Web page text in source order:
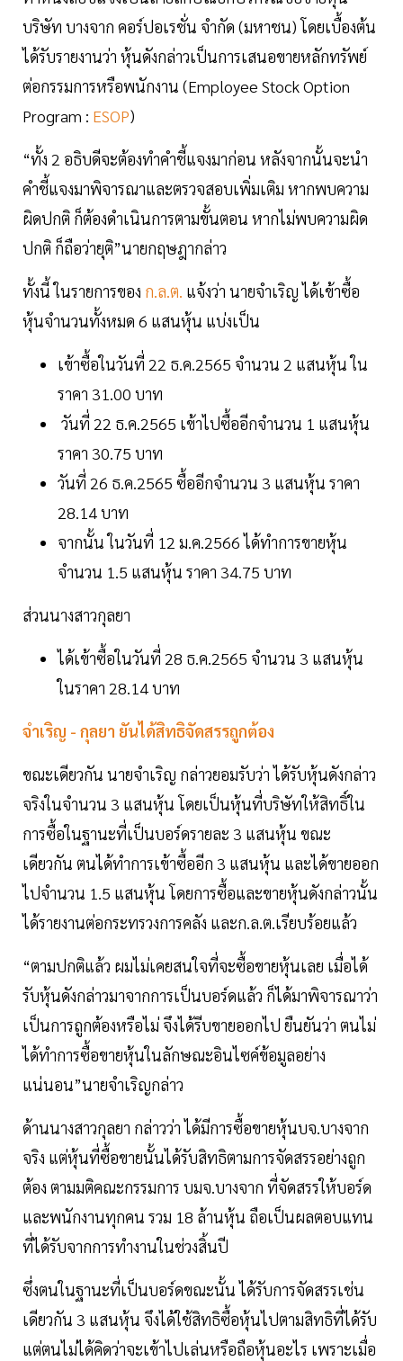
บริษัท บางจาก คอร์ปอเรชั่น จำกัด (มหาชน) โดยเบื้องต้น
ได้รับรายงานว่า หุ้นดังกล่าวเป็นการเสนอขายหลักทรัพย์
ต่อกรรมการหรือพนักงาน (Employee Stock Option
Program : ESOP)
“ทั้ง 2 อธิบดีจะต้องทำคำชี้แจงมาก่อน หลังจากนั้นจะนำ
คำชี้แจงมาพิจารณาและตรวจสอบเพิ่มเติม หากพบความ
ผิดปกติ ก็ต้องดำเนินการตามขั้นตอน หากไม่พบความผิด
ปกติ ก็ถือว่ายุติ”นายกฤษฎากล่าว
ทั้งนี้ ในรายการของ ก.ล.ต. แจ้งว่า นายจำเริญ ได้เข้าซื้อ
หุ้นจำนวนทั้งหมด 6 แสนหุ้น แบ่งเป็น
เข้าซื้อในวันที่ 22 ธ.ค.2565 จำนวน 2 แสนหุ้น ใน
ราคา 31.00 บาท
วันที่ 22 ธ.ค.2565 เข้าไปซื้ออีกจำนวน 1 แสนหุ้น
ราคา 30.75 บาท
วันที่ 26 ธ.ค.2565 ซื้ออีกจำนวน 3 แสนหุ้น ราคา
28.14 บาท
จากนั้น ในวันที่ 12 ม.ค.2566 ได้ทำการขายหุ้น
จำนวน 1.5 แสนหุ้น ราคา 34.75 บาท
ส่วนนางสาวกุลยา
ได้เข้าซื้อในวันที่ 28 ธ.ค.2565 จำนวน 3 แสนหุ้น
ในราคา 28.14 บาท
จำเริญ - กุลยา ยันได้สิทธิจัดสรรถูกต้อง
ขณะเดียวกัน นายจำเริญ กล่าวยอมรับว่า ได้รับหุ้นดังกล่าว
จริงในจำนวน 3 แสนหุ้น โดยเป็นหุ้นที่บริษัทให้สิทธิ์ใน
การซื้อในฐานะที่เป็นบอร์ดรายละ 3 แสนหุ้น ขณะ
เดียวกัน ตนได้ทำการเข้าซื้ออีก 3 แสนหุ้น และได้ขายออก
ไปจำนวน 1.5 แสนหุ้น โดยการซื้อและขายหุ้นดังกล่าวนั้น
ได้รายงานต่อกระทรวงการคลัง และก.ล.ต.เรียบร้อยแล้ว
“ตามปกติแล้ว ผมไม่เคยสนใจที่จะซื้อขายหุ้นเลย เมื่อได้
รับหุ้นดังกล่าวมาจากการเป็นบอร์ดแล้ว ก็ได้มาพิจารณาว่า
เป็นการถูกต้องหรือไม่ จึงได้รีบขายออกไป ยืนยันว่า ตนไม่
ได้ทำการซื้อขายหุ้นในลักษณะอินไซค์ข้อมูลอย่าง
แน่นอน”นายจำเริญกล่าว
ด้านนางสาวกุลยา กล่าวว่า ได้มีการซื้อขายหุ้นบจ.บางจาก
จริง แต่หุ้นที่ซื้อขายนั้นได้รับสิทธิตามการจัดสรรอย่างถูก
ต้อง ตามมติคณะกรรมการ บมจ.บางจาก ที่จัดสรรให้บอร์ด
และพนักงานทุกคน รวม 18 ล้านหุ้น ถือเป็นผลตอบแทน
ที่ได้รับจากการทำงานในช่วงสิ้นปี
ซึ่งตนในฐานะที่เป็นบอร์ดขณะนั้น ได้รับการจัดสรรเช่น
เดียวกัน 3 แสนหุ้น จึงได้ใช้สิทธิซื้อหุ้นไปตามสิทธิที่ได้รับ
แต่ตนไม่ได้คิดว่าจะเข้าไปเล่นหรือถือหุ้นอะไร เพราะเมื่อ